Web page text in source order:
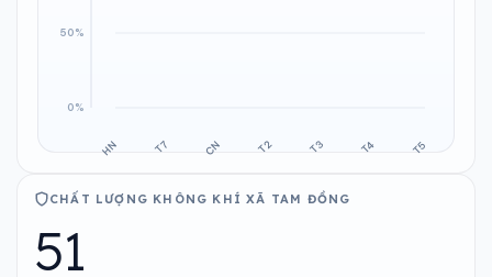
CHẤT LƯỢNG KHÔNG KHÍ XÃ TAM ĐỒNG
51